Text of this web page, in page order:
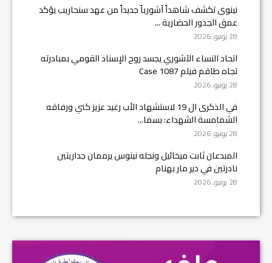
نينوى تكشف شاهداً آشورياً جديداً من عهد سنحاريب يؤكد
عمق الجذور الحضارية ...
28 يونيو, 2026
اتحاد النساء الآشوري يجسد روح الإسناد القومي بمبادرته
تجاه طاقم فيلم Case 1087
28 يونيو, 2026
في الذكرى ال 19 لاستشهاد الأب رغيد عزيز كني ورفاقه
الشمامسة الشهداء: بسما...
28 يونيو, 2026
المبدعان ثابت ميخائيل ونجله نينوس يرممان جداريتين
نادرتين في دير مار بهنام
28 يونيو, 2026